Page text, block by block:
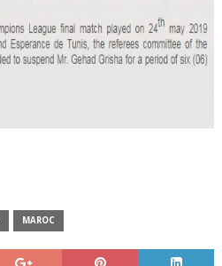
MAROC